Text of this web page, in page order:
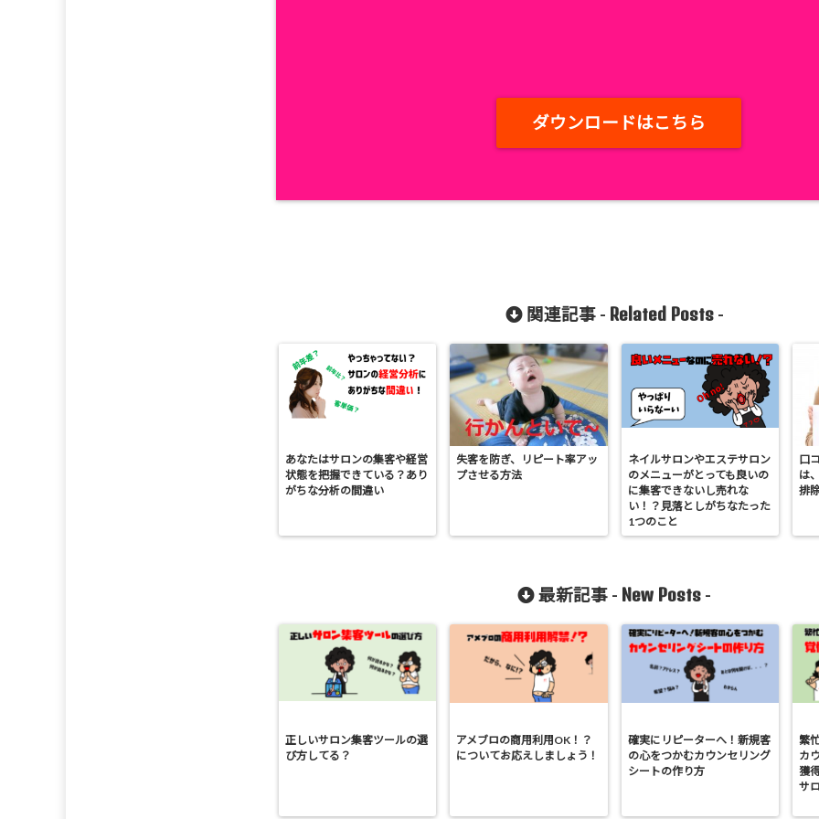
ダウンロードはこちら
関連記事 - Related Posts-
あなたはサロンの集客や経営
状態を把握できている？あり
がちな分析の間違い
失客を防ぎ、リピート率アッ
プさせる方法
ネイルサロンやエステサロン
のメニューがとっても良いの
に集客できないし売れな
い！？見落としがちなたった
1つのこと
口
は
排
最新記事 - New Posts -
正しいサロン集客ツールの選
び方してる？
アメブロの商用利用OK！？
についてお応えしましょう！
確実にリピーターへ！新規客
の心をつかむカウンセリング
シートの作り方
繁
カ
獲
サ